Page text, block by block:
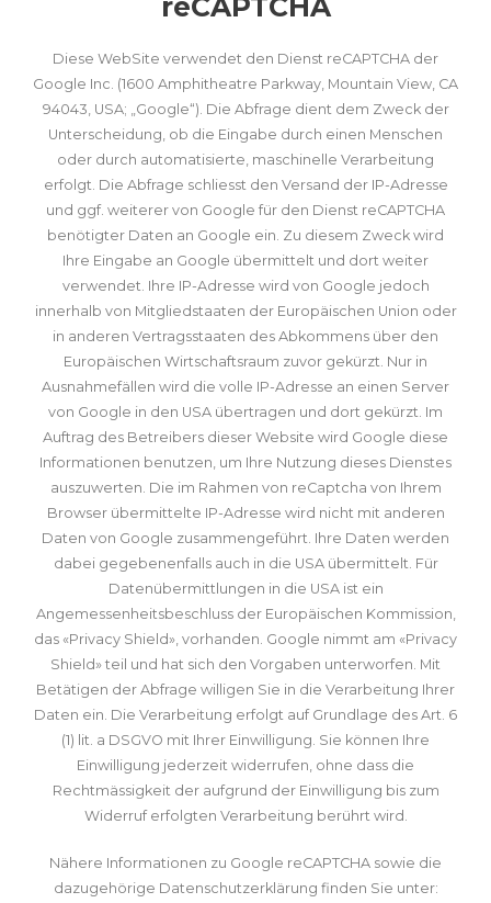
Diese WebSite verwendet den Dienst reCAPTCHA der
Google Inc. (1600 Amphitheatre Parkway, Mountain View, CA
94043, USA; „Google“). Die Abfrage dient dem Zweck der
Unterscheidung, ob die Eingabe durch einen Menschen
oder durch automatisierte, maschinelle Verarbeitung
erfolgt. Die Abfrage schliesst den Versand der IP-Adresse
und ggf. weiterer von Google für den Dienst reCAPTCHA
benötigter Daten an Google ein. Zu diesem Zweck wird
Ihre Eingabe an Google übermittelt und dort weiter
verwendet. Ihre IP-Adresse wird von Google jedoch
innerhalb von Mitgliedstaaten der Europäischen Union oder
in anderen Vertragsstaaten des Abkommens über den
Europäischen Wirtschaftsraum zuvor gekürzt. Nur in
Ausnahmefällen wird die volle IP-Adresse an einen Server
von Google in den USA übertragen und dort gekürzt. Im
Auftrag des Betreibers dieser Website wird Google diese
Informationen benutzen, um Ihre Nutzung dieses Dienstes
auszuwerten. Die im Rahmen von reCaptcha von Ihrem
Browser übermittelte IP-Adresse wird nicht mit anderen
Daten von Google zusammengeführt. Ihre Daten werden
dabei gegebenenfalls auch in die USA übermittelt. Für
Datenübermittlungen in die USA ist ein
Angemessenheitsbeschluss der Europäischen Kommission,
das «Privacy Shield», vorhanden. Google nimmt am «Privacy
Shield» teil und hat sich den Vorgaben unterworfen. Mit
Betätigen der Abfrage willigen Sie in die Verarbeitung Ihrer
Daten ein. Die Verarbeitung erfolgt auf Grundlage des Art. 6
(1) lit. a DSGVO mit Ihrer Einwilligung. Sie können Ihre
Einwilligung jederzeit widerrufen, ohne dass die
Rechtmässigkeit der aufgrund der Einwilligung bis zum
Widerruf erfolgten Verarbeitung berührt wird.
Nähere Informationen zu Google reCAPTCHA sowie die
dazugehörige Datenschutzerklärung finden Sie unter: